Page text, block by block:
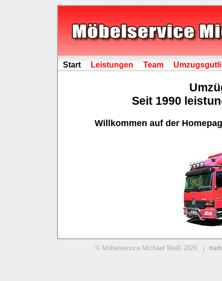
Start Leistungen Team
Seit 1990
Willkommen auf der
© Möbelservice Michael Weiß 2026